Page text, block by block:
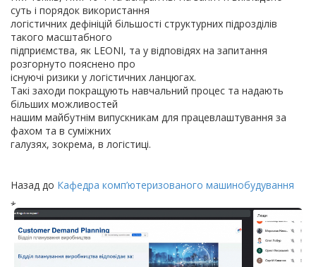
суть і порядок використання
логістичних дефініцій більшості структурних підрозділів
такого масштабного
підприємства, як LEONI, та у відповідях на запитання
розгорнуто пояснено про
існуючі ризики у логістичних ланцюгах.
Такі заходи покращують навчальний процес та надають
більших можливостей
нашим майбутнім випускникам для працевлаштування за
фахом та в суміжних
галузях, зокрема, в логістиці.
Назад до Кафедра комп’ютеризованого машинобудування
*